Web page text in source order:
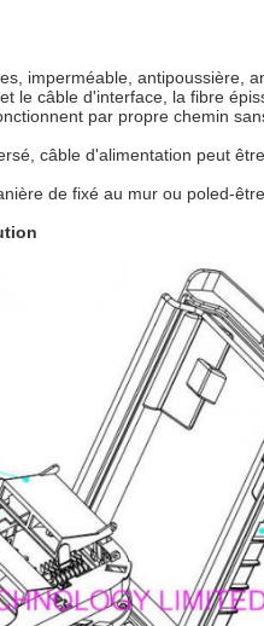
imperméable, antipoussière,
le câble d'interface, la fibre
par propre chemin
câble d'alimentation peut
de fixé au mur ou poled-